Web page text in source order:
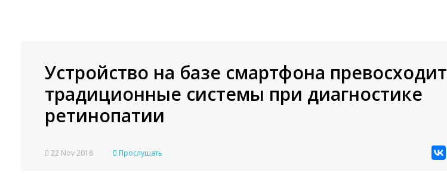
Устройство на базе смартфона превосходит
традиционные системы при диагностике
ретинопатии
22 Nov 2018 Прослушать